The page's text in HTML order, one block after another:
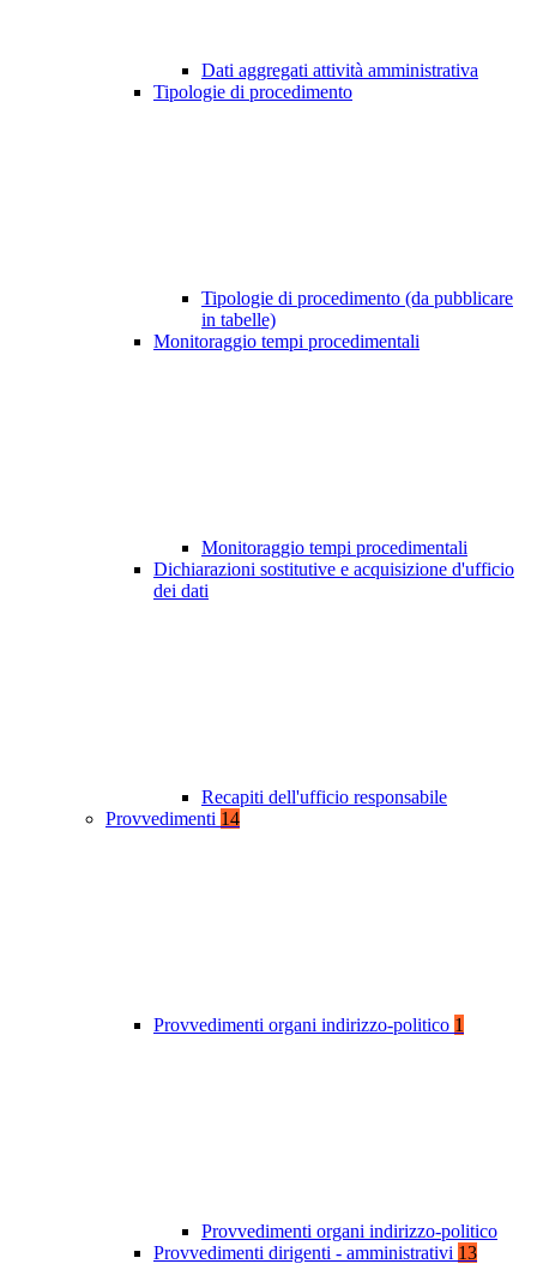
Dati aggregati attività amministrativa
Tipologie di procedimento
Tipologie di procedimento (da pubblicare
in tabelle)
Monitoraggio tempi procedimentali
Monitoraggio tempi procedimentali
Dichiarazioni sostitutive e acquisizione d'ufficio
dei dati
Recapiti dell'ufficio responsabile
Provvedimenti 14
Provvedimenti organi indirizzo-politico 1
Provvedimenti organi indirizzo-politico
Provvedimenti dirigenti - amministrativi 13